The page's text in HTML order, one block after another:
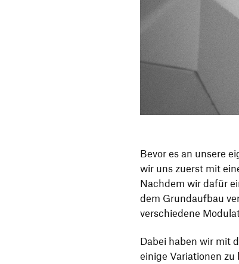
Bevor es an unsere
wir uns zuerst mit
Nachdem wir dafür
dem Grundaufbau
verschiedene
Dabei haben wir mit
einige Variationen